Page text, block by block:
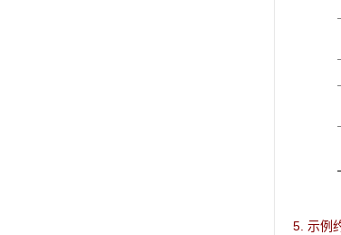
5. 示例